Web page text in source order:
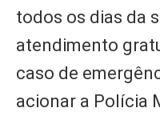
todos os dias da
atendimento
caso de
acionar a Polícia